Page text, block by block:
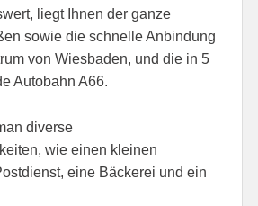
liegt Ihnen der ganze
sowie die schnelle Anbindung
von Wiesbaden, und die in 5
Autobahn A66.
diverse
wie einen kleinen
eine Bäckerei und ein